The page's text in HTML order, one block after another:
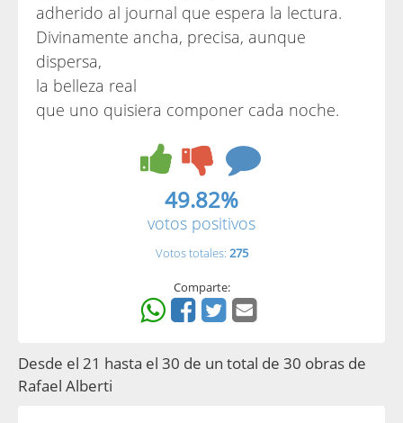
adherido al journal que espera la lectura.
Divinamente ancha, precisa, aunque
dispersa,
la belleza real
que uno quisiera componer cada noche.
49.82%
votos positivos
Votos totales: 275
Comparte:
Desde el 21 hasta el 30 de un total de 30 obras de
Rafael Alberti